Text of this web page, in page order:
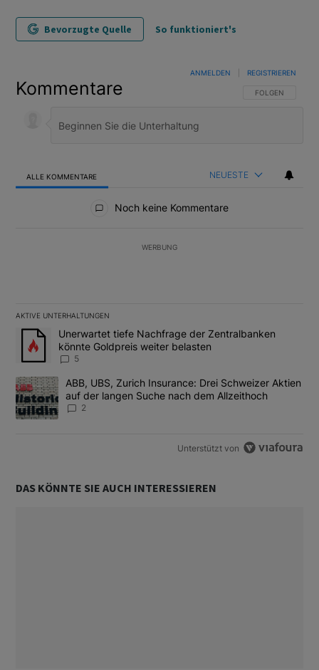
Bevorzugte Quelle So funktioniert's
Kommentare FOLGE DIESER
FOLGEN
ANMELDEN REGISTRIEREN
ALLE KOMMENTARE NEUESTE
Noch keine Kommentare
WERBUNG
AKTIVE UNTERHALTUNGEN
Das Folgende ist eine Liste der am meisten kommentierten
Ein Trendartikel mit dem Titel "Unerwartet tiefe Nachfrage der
Unerwartet tiefe Nachfrage der Zentralbanken
könnte Goldpreis weiter belasten
5
Ein Trendartikel mit dem Titel "ABB, UBS, Zurich Insurance:
ABB, UBS, Zurich Insurance: Drei Schweizer Aktien
auf der langen Suche nach dem Allzeithoch
2
Unterstützt von
DAS KÖNNTE SIE AUCH INTERESSIEREN